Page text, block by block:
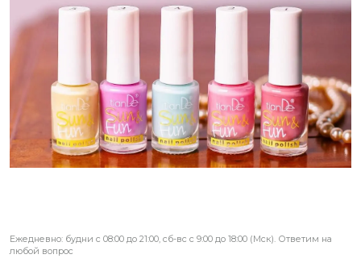
Ежедневно: будни с 08:00 до 21:00, сб-вс с 9:00 до 18:00 (Мск). Ответим на
любой вопрос